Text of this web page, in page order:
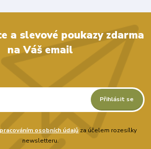
a slevové poukazy zdarma
na Váš email
Přihlásit se
osobních údajů za účelem rozesílky
newsletteru.